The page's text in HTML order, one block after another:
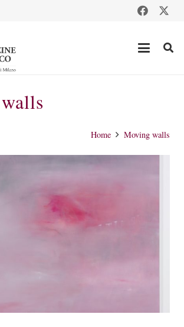
Home Moving walls